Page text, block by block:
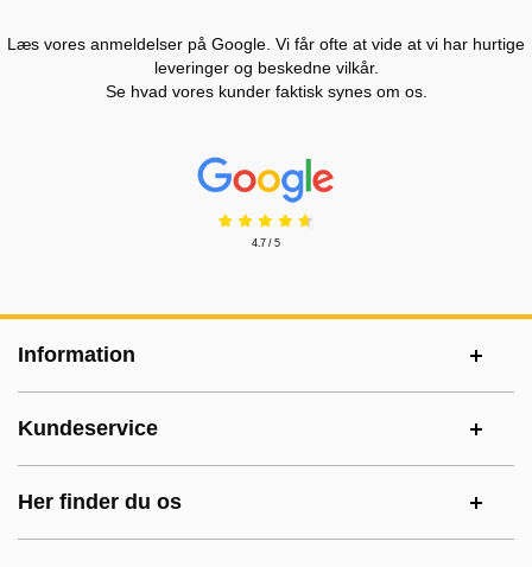
Læs vores anmeldelser på Google. Vi får ofte at vide at vi har hurtige
leveringer og beskedne vilkår.
Se hvad vores kunder faktisk synes om os.
Prisjakt Anmeldelser: 4.7 Stjerne
4.7 / 5
Information
Kundeservice
Her finder du os